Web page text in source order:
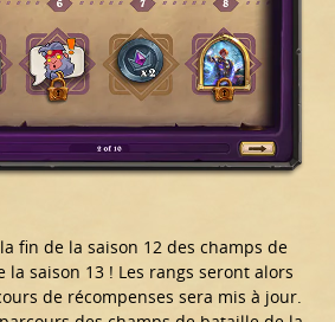
fin de la saison 12 des champs de
saison 13 ! Les rangs seront alors
de récompenses sera mis à jour.